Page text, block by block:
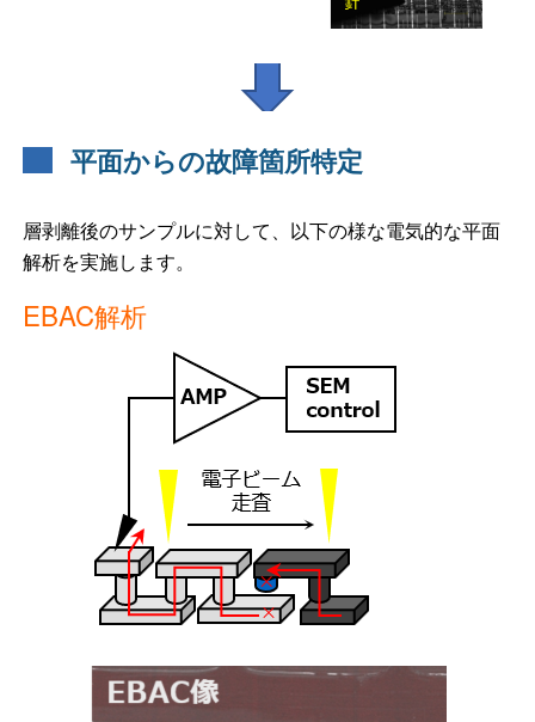
平面からの故障箇所特定
層剥離後のサンプルに対して、以下の様な電気的な平面
解析を実施します。
EBAC解析